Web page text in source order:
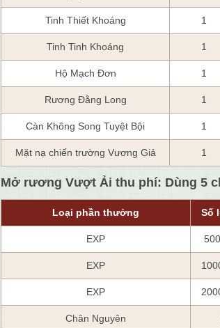
Tinh Thiết Khoáng 1
Tinh Tinh Khoáng 1
Hộ Mạch Đơn 1
Rương Đằng Long 1
Càn Không Song Tuyệt Bội 1
Mặt nạ chiến trường Vương Giả 1
Mở rương Vượt Ải thu phí: Dùng 5
Loại phần thưởng Số
EXP
EXP
EXP
Chân Nguyên